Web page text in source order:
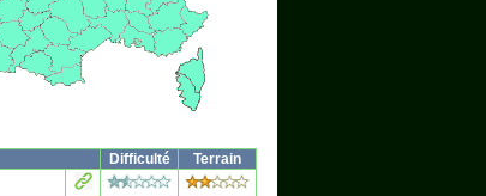
Difficulté
Terrain